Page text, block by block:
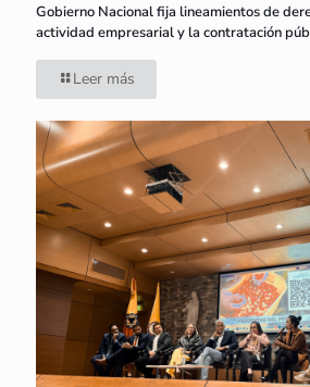
Gobierno Nacional fija lineamientos de
actividad empresarial y la contratación
Leer más